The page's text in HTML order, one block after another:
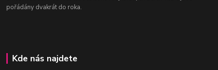
pořádány dvakrát do roka.
Kde nás najdete